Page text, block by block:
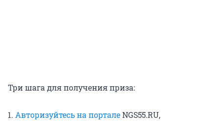
Три шага для получения приза:
1. Авторизуйтесь на порталеNGS55.RU,